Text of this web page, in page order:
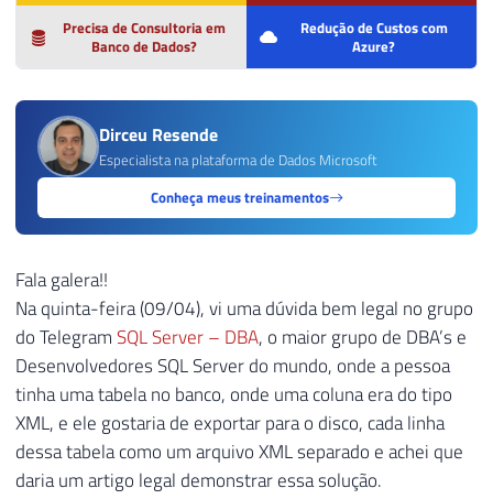
Precisa de Consultoria em
Banco de Dados?
Redução de Custos com
Azure?
Dirceu Resende
Especialista na plataforma de Dados Microsoft
Conheça meus treinamentos
Fala galera!!
Na quinta-feira (09/04), vi uma dúvida bem legal no grupo
do TelegramSQL Server – DBA, o maior grupo de DBA’s e
Desenvolvedores SQL Server do mundo, onde a pessoa
tinha uma tabela no banco, onde uma coluna era do tipo
XML, e ele gostaria de exportar para o disco, cada linha
dessa tabela como um arquivo XML separado e achei que
daria um artigo legal demonstrar essa solução.